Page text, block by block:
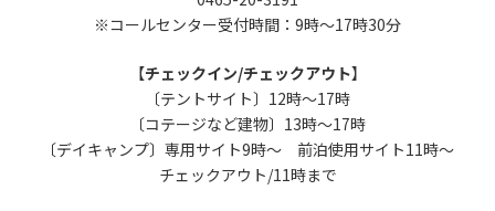
※コールセンター受付時間：9時～17時30分
【チェックイン/チェックアウト】
〔テントサイト〕12時～17時
〔コテージなど建物〕13時～17時
〔デイキャンプ〕専用サイト9時～ 前泊使用サイト11時～
チェックアウト/11時まで